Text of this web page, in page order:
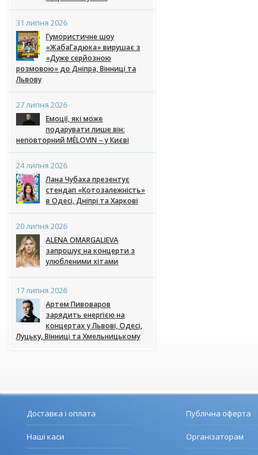
31 липня 2026
Гумористичне шоу
«ЖабаГадюка» вирушає з
«Дуже серйозною
розмовою» до Дніпра, Вінниці та
Львову
27 липня 2026
Емоції, які може
подарувати лише він:
неповторний MÉLOVIN – у Києві
24 липня 2026
Лана Чубаха презентує
стендап «Котозалежність»
в Одесі, Дніпрі та Харкові
20 липня 2026
ALENA OMARGALIEVA
запрошує на концерти з
улюбленими хітами
17 липня 2026
Артем Пивоваров
зарядить енергією на
концертах у Львові, Одесі,
Луцьку, Вінниці та Хмельницькому
Доставка і оплата
Наші каси
Публічна оферта
Організаторам